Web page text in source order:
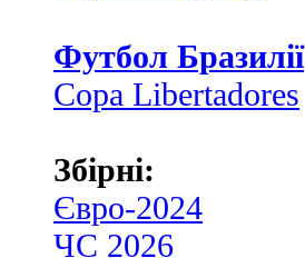
Футбол Бразилії
Copa Libertadores
Збірні:
Євро-2024
ЧС 2026